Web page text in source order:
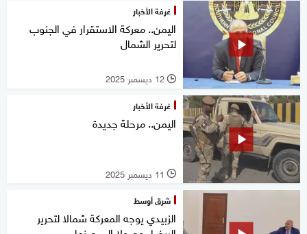
غرفة الأخبار
اليمن.. معركة الاستقرار في الجنوب
لتحرير الشمال
l 12 ديسمبر 2025
غرفة الأخبار
اليمن.. مرحلة جديدة
l 11 ديسمبر 2025
شرق أوسط
الزبيدي يوجه المعركة شمالا لتحرير